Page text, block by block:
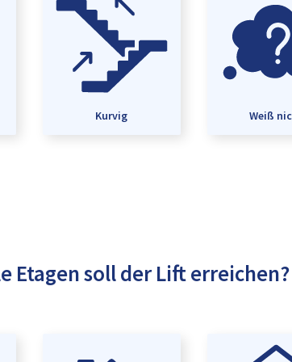
Kurvig Weiß
Etagen soll der Lift erreichen?